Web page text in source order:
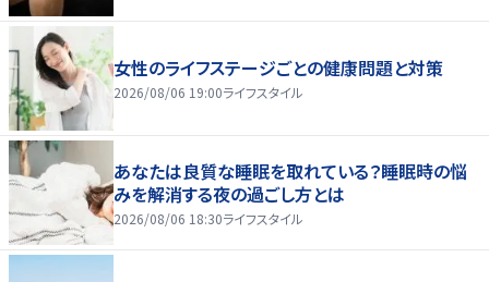
女性のライフステージごとの健康問題と対策
2026/08/06 19:00ライフスタイル
あなたは良質な睡眠を取れている？睡眠時の悩
みを解消する夜の過ごし方とは
2026/08/06 18:30ライフスタイル